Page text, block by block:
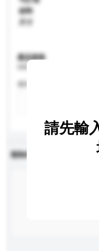
材料
產品規格
查詢內容
請先輸